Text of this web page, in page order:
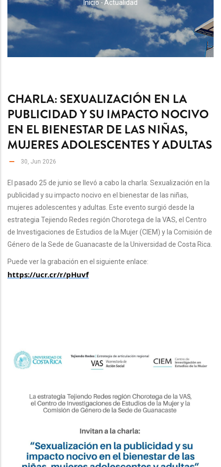
RUTA
DE
NAVEGACIÓN
Inicio -Actualidad
CHARLA: SEXUALIZACIÓN EN LA
PUBLICIDAD Y SU IMPACTO NOCIVO
EN EL BIENESTAR DE LAS NIÑAS,
MUJERES ADOLESCENTES Y ADULTAS
30, Jun 2026
El pasado 25 de junio se llevó a cabo la charla: Sexualización en la
publicidad y su impacto nocivo en el bienestar de las niñas,
mujeres adolescentes y adultas. Este evento surgió desde la
estrategia Tejiendo Redes región Chorotega de la VAS, el Centro
de Investigaciones de Estudios de la Mujer (CIEM) y la Comisión de
Género de la Sede de Guanacaste de la Universidad de Costa Rica.
Puede ver la grabación en el siguiente enlace:
https://ucr.cr/r/pHuvf